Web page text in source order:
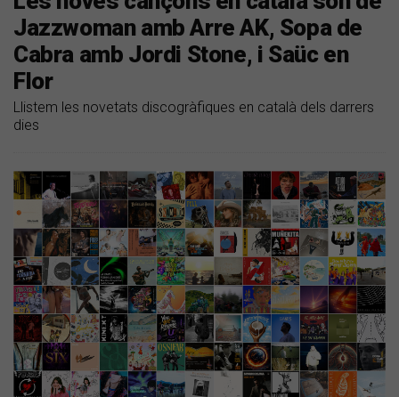
Jazzwoman amb Arre AK, Sopa de
Cabra amb Jordi Stone, i Saüc en
Flor
Llistem les novetats discogràfiques en català dels darrers
dies